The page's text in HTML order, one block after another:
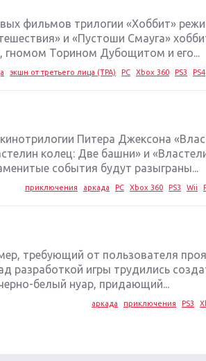
фильмов трилогии «Хоббит»
и «Пустоши Смауга»
гномом Торином Дубощитом и его...
экшн от третьего лица (TPA) PC Xbox 360 PS3 PS4
Питера Джексона
колец: Две башни» и
события будут разыграны...
приключения аркада PC Xbox 360 PS3 Wii
требующий от пользователя
разработкой игры трудились
белый нуар, придающий...
аркада приключения PS3